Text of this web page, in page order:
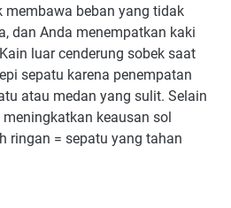
membawa beban yang tidak
dan Anda menempatkan kaki
luar cenderung sobek saat
sepatu karena penempatan
atau medan yang sulit. Selain
keausan sol
ringan = sepatu yang tahan